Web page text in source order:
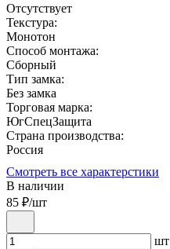
Отсутствует
Текстура:
Монотон
Способ монтажа:
Сборный
Тип замка:
Без замка
Торговая марка:
ЮгСпецЗащита
Страна производства:
Россия
Смотреть все характерстики
В наличии
85 ₽/шт
шт